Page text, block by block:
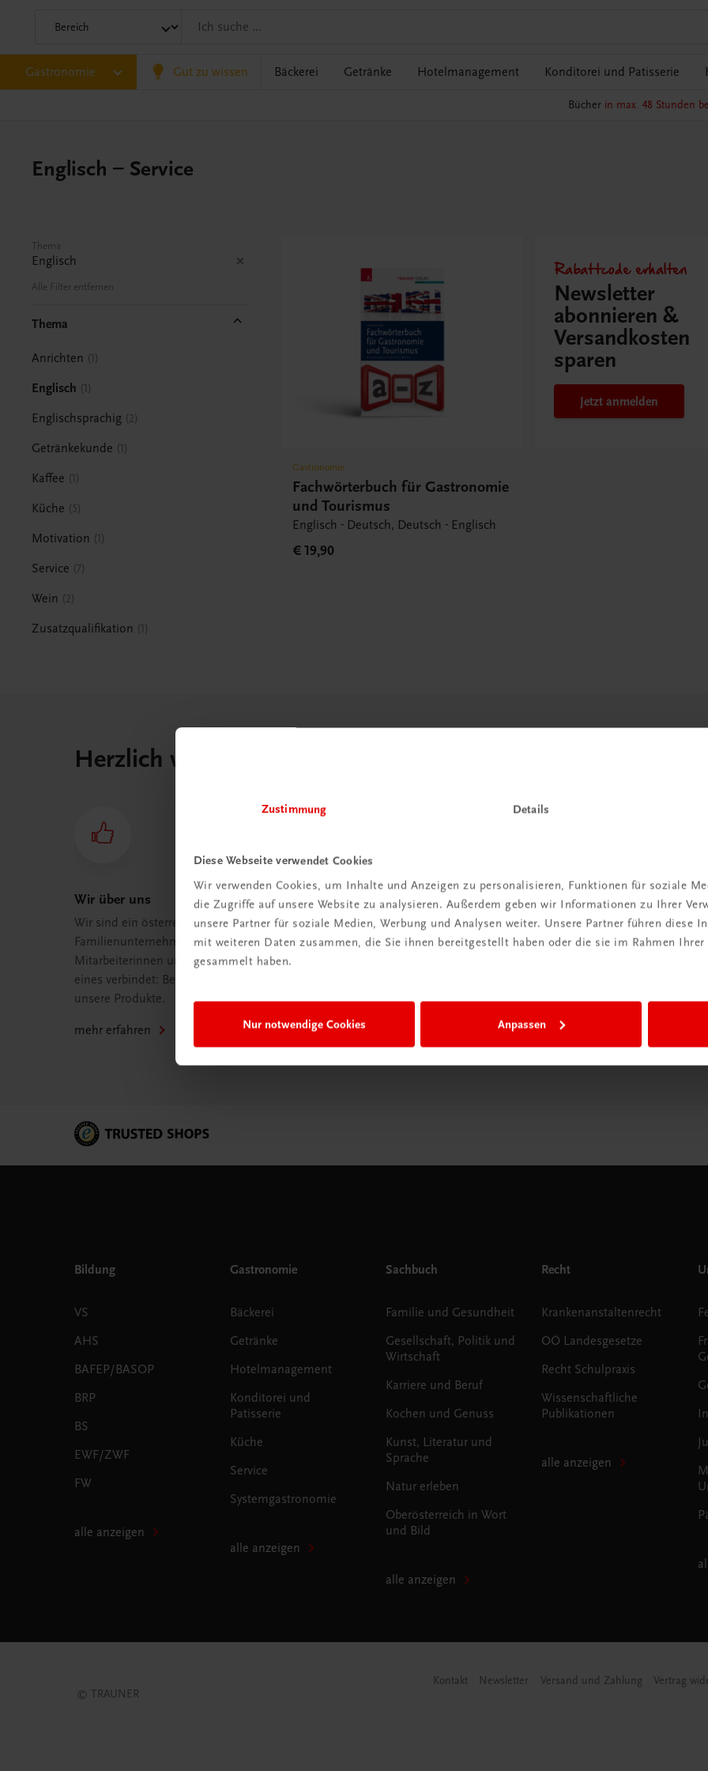
Zustimmung Details
Diese Webseite verwendet Cookies
Wir verwenden Cookies, um Inhalte und Anzeigen zu personalisieren, Funktionen für soziale
die Zugriffe auf unsere Website zu analysieren. Außerdem geben wir Informationen zu Ihrer
unsere Partner für soziale Medien, Werbung und Analysen weiter. Unsere Partner führen diese
mit weiteren Daten zusammen, die Sie ihnen bereitgestellt haben oder die sie im Rahmen
gesammelt haben.
Nur notwendige Cookies Anpassen
Gastronomie Gut zu wissen Bäckerei Getränke Hotelmanagement Konditorei und Patisserie
Bücher in max. 48 Stunden
Englisch – Service
Thema
Englisch
Alle Filter entfernen
Thema
Anrichten 1
Englisch 1
Englischsprachig 2
Getränkekunde 1
Kaffee 1
Küche 5
Motivation 1
Service 7
Wein 2
Zusatzqualifikation 1
Gastronomie
Fachwörterbuch für Gastronomie
und Tourismus
Englisch - Deutsch, Deutsch - Englisch
€ 19,90
Rabattcode erhalten
Newsletter
abonnieren &
Versandkosten
sparen
Jetzt anmelden
Herzlich willkommen bei TRAUNER!
Wir über uns
Wir sind ein österreichisches
Familienunternehmen mit 75
Mitarbeiterinnen und Mitarbeitern, die
eines verbindet: Begeisterung für
unsere Produkte.
mehr erfahren
Wir sind gerne für Sie da
TRAUNER Verlag + Buchservice GmbH
Köglstraße 14 | 4020 Linz
Mail:buchservice@trauner.at
+43 664 88 58 69 41
mehr erfahren
Bildung
VS
AHS
BAFEP/BASOP
BRP
BS
EWF/ZWF
FW
alle anzeigen
Gastronomie
Bäckerei
Getränke
Hotelmanagement
Konditorei und
Patisserie
Küche
Service
Systemgastronomie
alle anzeigen
Sachbuch
Familie und Gesundheit
Gesellschaft, Politik und
Wirtschaft
Karriere und Beruf
Kochen und Genuss
Kunst, Literatur und
Sprache
Natur erleben
Oberösterreich in Wort
und Bild
alle anzeigen
Recht
Krankenanstaltenrecht
OÖ Landesgesetze
Recht Schulpraxis
Wissenschaftliche
Publikationen
alle anzeigen
© TRAUNER
Kontakt Newsletter Versand und Zahlung Vertrag